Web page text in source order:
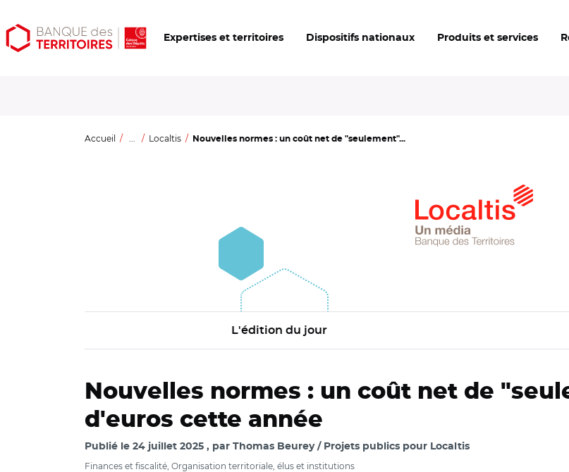
Aller
au
Aller
au
Ouvrir
les
Expertises et territoires Dispositifs nationaux Produits et services
Accueil ... Localtis Nouvelles normes : un coût net de "seulement"...
L'édition du jour
Nouvelles normes : un coût net de
d'euros cette année
Publié le 24 juillet 2025 par Thomas Beurey / Projets publics pour Localtis
Finances et fiscalité, Organisation territoriale, élus et institutions